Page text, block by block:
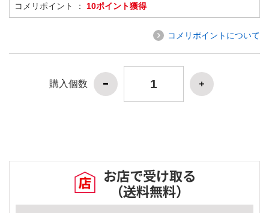
コメリポイント ： 10ポイント獲得
コメリポイントについて
購入個数
お店で受け取る
（送料無料）